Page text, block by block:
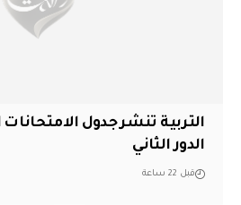
التربية تنشر جدول
الدور الثاني
قبل 22 ساعة